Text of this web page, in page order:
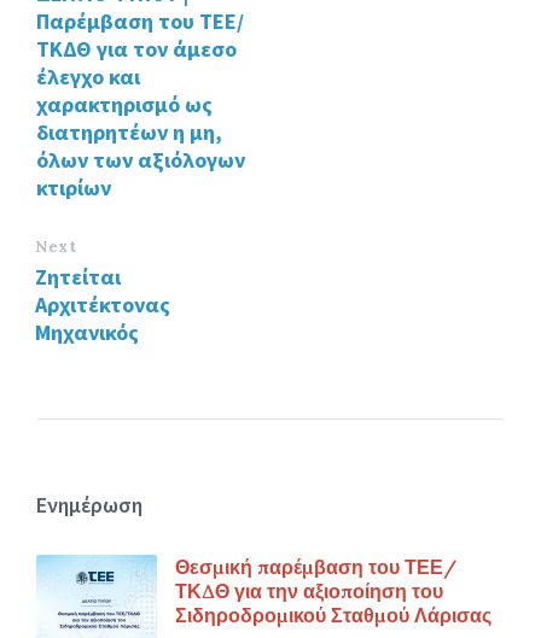
o
k
n
Παρέμβαση του ΤΕΕ/
ΤΚΔΘ για τον άμεσο
έλεγχο και
χαρακτηρισμό ως
διατηρητέων η μη,
όλων των αξιόλογων
κτιρίων
Next
Ζητείται
Αρχιτέκτονας
Μηχανικός
Ενημέρωση
Θεσμική παρέμβαση του ΤΕΕ/
ΤΚΔΘ για την αξιοποίηση του
Σιδηροδρομικού Σταθμού Λάρισας